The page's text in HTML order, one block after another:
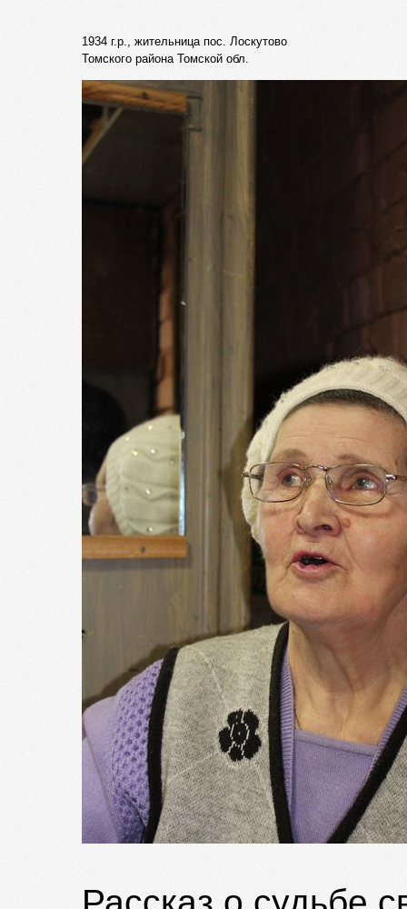
1934 г.р., жительница пос. Лоскутово
Томского района Томской обл.